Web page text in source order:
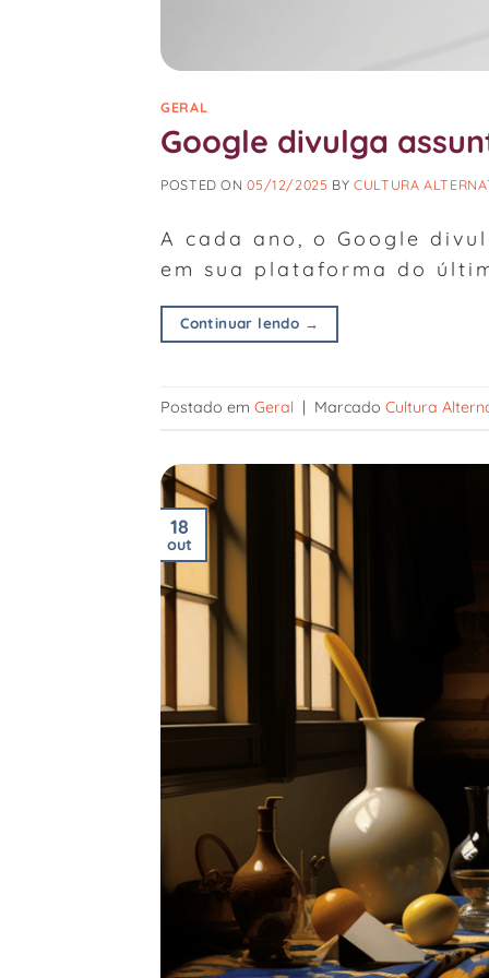
GERAL
Google divulga
POSTED ON05/12/2025 BYCULTURA
A cada ano, o Google
em sua plataforma do
Continuar lendo →
Postado em Geral | Marcado Cultura
18
out